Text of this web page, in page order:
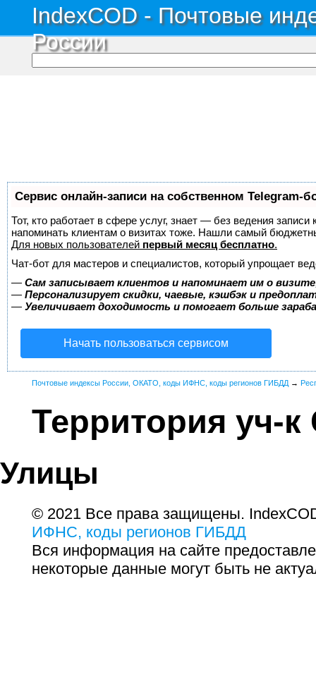
IndexCOD - Почтовые
России
Сервис онлайн-записи на собственном Telegram-
Тот, кто работает в сфере услуг, знает — без ведения
напоминать клиентам о визитах тоже. Нашли самый
Для новых пользователей первый месяц бесплатно.
Чат-бот для мастеров и специалистов, который упрощает
— Сам записывает клиентов и напоминает им о
— Персонализирует скидки, чаевые, кэшбэк и
— Увеличивает доходимость и помогает больше
Начать пользоваться сервисом
Почтовые индексы России, ОКАТО, коды ИФНС, коды регионов ГИБДД →
Территория уч-
Улицы
© 2021 Все права защищены.
ИФНС, коды регионов ГИБДД
Вся информация на сайте
некоторые данные могут быть не